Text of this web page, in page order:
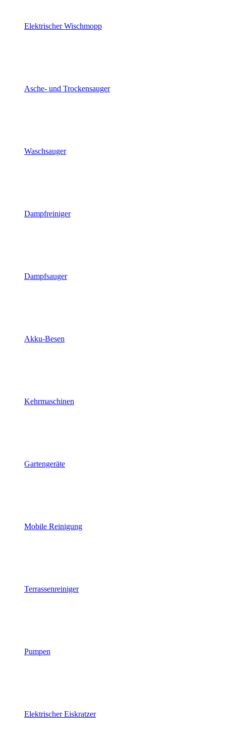
Elektrischer Wischmopp
Asche- und Trockensauger
Waschsauger
Dampfreiniger
Dampfsauger
Akku-Besen
Kehrmaschinen
Gartengeräte
Mobile Reinigung
Terrassenreiniger
Pumpen
Elektrischer Eiskratzer